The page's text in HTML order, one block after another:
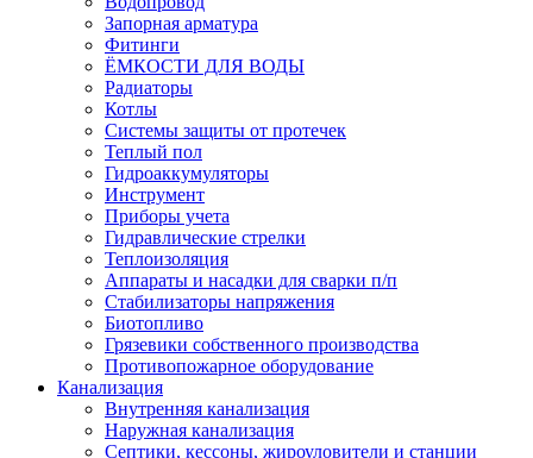
Запорная арматура
Фитинги
ЁМКОСТИ ДЛЯ ВОДЫ
Радиаторы
Котлы
Системы защиты от протечек
Теплый пол
Гидроаккумуляторы
Инструмент
Приборы учета
Гидравлические стрелки
Теплоизоляция
Аппараты и насадки для сварки п/п
Стабилизаторы напряжения
Биотопливо
Грязевики собственного производства
Противопожарное оборудование
Канализация
Внутренняя канализация
Наружная канализация
Септики, кессоны, жироуловители и станции